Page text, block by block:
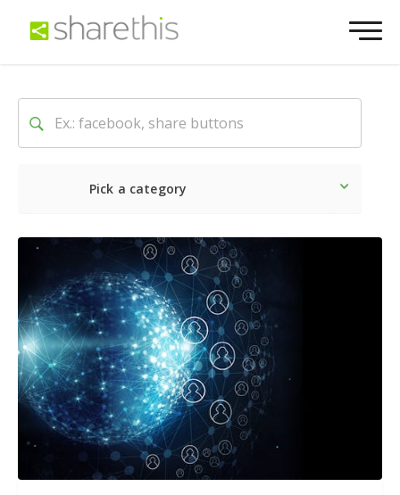
Pick a category
最新 ソーシャル マーケ